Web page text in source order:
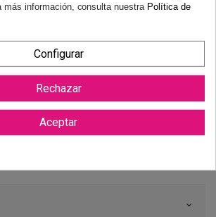
días naturales para desistir de tu compra, sin
Más información
más información, consulta nuestra Política de
Configurar
Rechazar
Aceptar